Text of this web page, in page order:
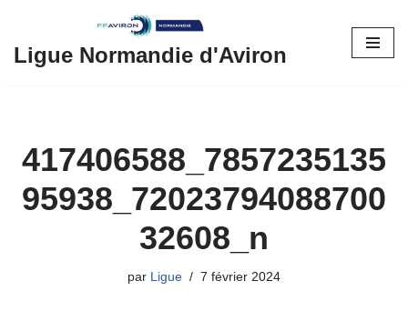
Aller
Ligue Normandie d'Aviron
417406588_7857235135
95938_72023794088700
32608_n
par Ligue 7 février 2024